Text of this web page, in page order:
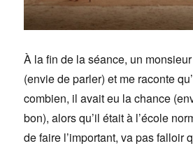
À la fin de la séance, un
(envie de parler) et me raconte
combien, il avait eu la chance
bon), alors qu’il était à l’école
de faire l’important, va pas falloir